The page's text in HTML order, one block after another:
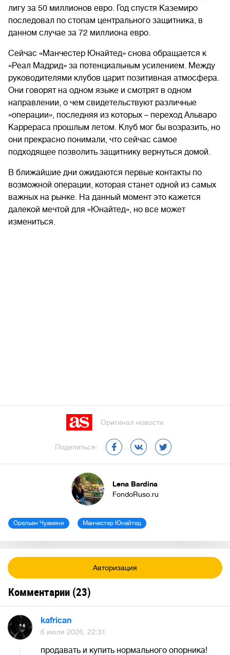
лигу за 50 миллионов евро. Год спустя Каземиро
последовал по стопам центрального защитника, в
данном случае за 72 миллиона евро.
Сейчас «Манчестер Юнайтед» снова обращается к
«Реал Мадрид» за потенциальным усилением. Между
руководителями клубов царит позитивная атмосфера.
Они говорят на одном языке и смотрят в одном
направлении, о чем свидетельствуют различные
«операции», последняя из которых – переход Альваро
Каррераса прошлым летом. Клуб мог бы возразить, но
они прекрасно понимали, что сейчас самое
подходящее позволить защитнику вернуться домой.
В ближайшие дни ожидаются первые контакты по
возможной операции, которая станет одной из самых
важных на рынке. На данный момент это кажется
далекой мечтой для «Юнайтед», но все может
измениться.
Оригинал новости
Поделиться:
Lena Bardina
FondoRuso.ru
Орельен Чуамени Манчестер Юнайтед
Авторизация
Комментарии (23)
kafrican
6 июля 2026, 22:31
продавать и купить нормального опорника!